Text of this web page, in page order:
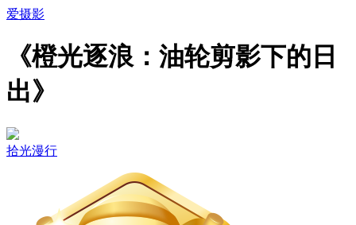
爱摄影
《橙光逐浪：油轮剪影下的日
出》
拾光漫行